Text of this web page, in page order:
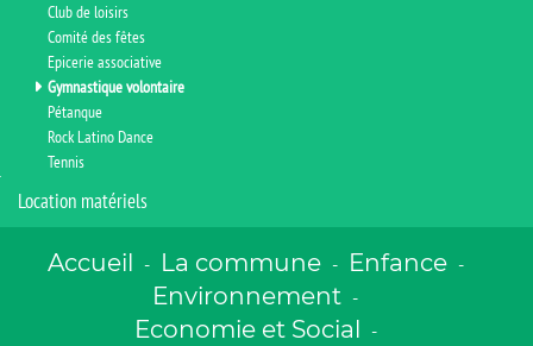
Club de loisirs
Comité des fêtes
Epicerie associative
Gymnastique volontaire
Pétanque
Rock Latino Dance
Tennis
Location matériels
Accueil - La commune - Enfance -
Environnement -
Economie et Social -